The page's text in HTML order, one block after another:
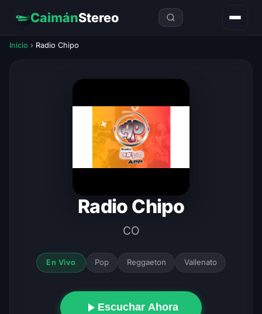
CaimánStereo
Inicio › Radio Chipo
Radio Chipo
CO
En Vivo Pop Reggaeton Vallenato
Escuchar Ahora